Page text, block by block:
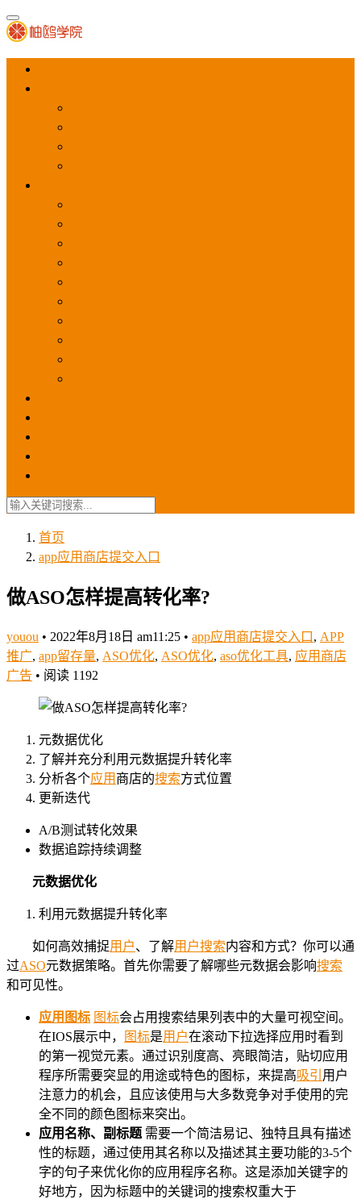
首页
app应用商店提交入口
做ASO怎样提高转化率?
youou • 2022年8月18日 am11:25 • app应用商店提交入口 , APP
推广, app留存量, ASO优化, ASO优化, aso优化工具, 应用商店
广告 • 阅读 1192
元数据优化
了解并充分利用元数据提升转化率
分析各个应用 商店的搜索方式位置
更新迭代
A/B测试转化效果
数据追踪持续调整
元数据优化
利用元数据提升转化率
如何高效捕捉用户、了解用户搜索内容和方式？你可以通
过ASO元数据策略。首先你需要了解哪些元数据会影响搜索
和可见性。
应用 图标 图标会占用搜索结果列表中的大量可视空间。
在IOS展示中，
图标是用户在滚动下拉选择应用时看到
的第一视觉元素。通过识别度高、亮眼简洁，贴切应用
程序所需要突显的用途或特色的图标，来提高吸引 用户
注意力的机会，且应该使用与大多数竞争对手使用的完
全不同的颜色图标来突出。
应用名称、副标题 需要一个简洁易记、独特且具有描述
性的标题，通过使用其名称以及描述其主要功能的3-5个
字的句子来优化你的应用程序名称。这是添加关键字的
好地方，因为标题中的关键词的搜索权重大于